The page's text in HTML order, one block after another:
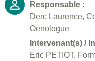
Responsable :
Derc Laurence,
Oenologue
Intervenant(s) /
Eric PETIOT,